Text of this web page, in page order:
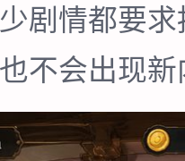
剧情都要
不会出现